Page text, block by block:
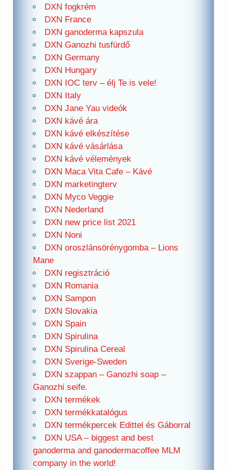
DXN fogkrém
DXN France
DXN ganoderma kapszula
DXN Ganozhi tusfürdő
DXN Germany
DXN Hungary
DXN IOC terv – élj Te is vele!
DXN Italy
DXN Jane Yau videók
DXN kávé ára
DXN kávé elkészítése
DXN kávé vásárlása
DXN kávé vélemények
DXN Maca Vita Cafe – Kávé
DXN marketingterv
DXN Myco Veggie
DXN Nederland
DXN new price list 2021
DXN Noni
DXN oroszlánsörénygomba – Lions
Mane
DXN regisztráció
DXN Romania
DXN Sampon
DXN Slovakia
DXN Spain
DXN Spirulina
DXN Spirulina Cereal
DXN Sverige-Sweden
DXN szappan – Ganozhi soap –
Ganozhi seife.
DXN termékek
DXN termékkatalógus
DXN termékpercek Edittel és Gáborral
DXN USA – biggest and best
ganoderma and ganodermacoffee MLM
company in the world!